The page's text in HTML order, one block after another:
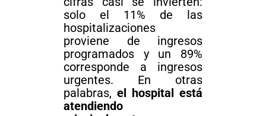
solo el 11% de las
hospitalizaciones
proviene de ingresos
programados y un 89%
corresponde a ingresos
urgentes. En otras
palabras,el hospital está
atendiendo